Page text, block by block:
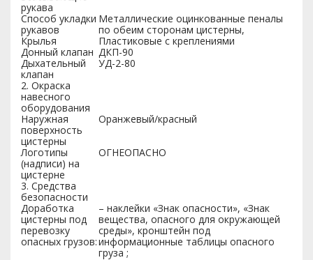
рукава
Способ укладки
рукавов
Металлические оцинкованные пеналы
по обеим сторонам цистерны,
Крылья
Пластиковые с креплениями
Донный клапан ДКП-90
Дыхательный
клапан
УД-2-80
2. Окраска
навесного
оборудования
Наружная
поверхность
цистерны
Оранжевый/красный
Логотипы
(надписи) на
цистерне
ОГНЕОПАСНО
3. Средства
безопасности
Доработка
цистерны под
перевозку
опасных грузов:
– наклейки «Знак опасности», «Знак
вещества, опасного для окружающей
среды», кронштейн под
информационные таблицы опасного
груза ;